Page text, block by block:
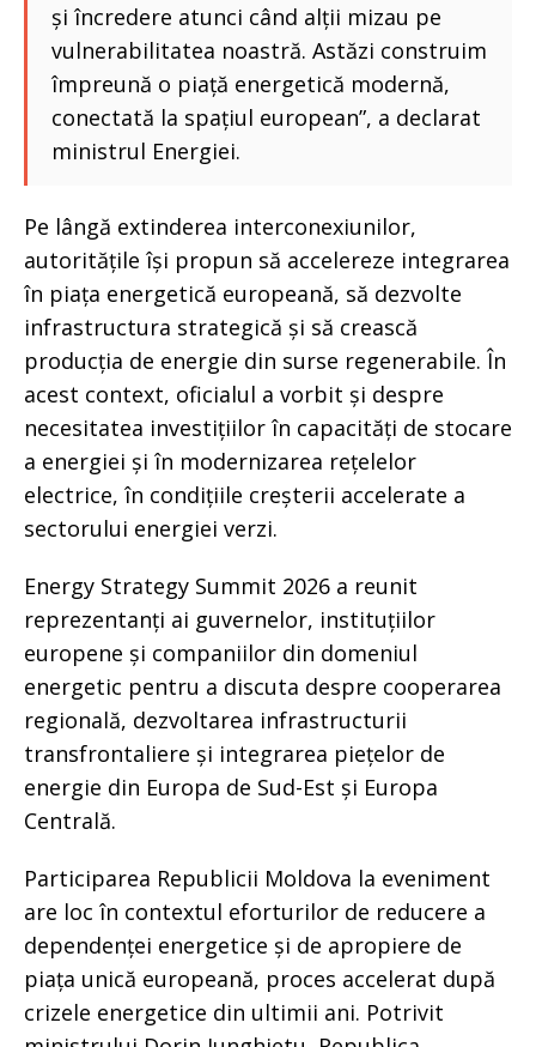
și încredere atunci când alții mizau pe
vulnerabilitatea noastră. Astăzi construim
împreună o piață energetică modernă,
conectată la spațiul european”, a declarat
ministrul Energiei.
Pe lângă extinderea interconexiunilor,
autoritățile își propun să accelereze integrarea
în piața energetică europeană, să dezvolte
infrastructura strategică și să crească
producția de energie din surse regenerabile. În
acest context, oficialul a vorbit și despre
necesitatea investițiilor în capacități de stocare
a energiei și în modernizarea rețelelor
electrice, în condițiile creșterii accelerate a
sectorului energiei verzi.
Energy Strategy Summit 2026 a reunit
reprezentanți ai guvernelor, instituțiilor
europene și companiilor din domeniul
energetic pentru a discuta despre cooperarea
regională, dezvoltarea infrastructurii
transfrontaliere și integrarea piețelor de
energie din Europa de Sud-Est și Europa
Centrală.
Participarea Republicii Moldova la eveniment
are loc în contextul eforturilor de reducere a
dependenței energetice și de apropiere de
piața unică europeană, proces accelerat după
crizele energetice din ultimii ani. Potrivit